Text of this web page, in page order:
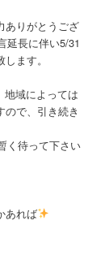
ありがとうござ
延長に伴い5/31
ます。
地域によっては
で、引き続き
く待って下さい
あれば